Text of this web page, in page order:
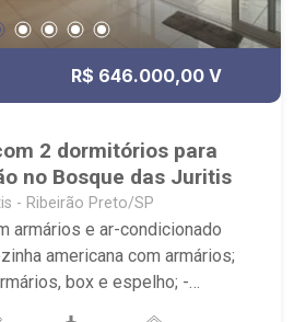
R$ 646.000,00 V
2 dormitórios para
no Bosque das Juritis
- Ribeirão Preto/SP
armários e ar-condicionado
americana com armários;
box e espelho; -